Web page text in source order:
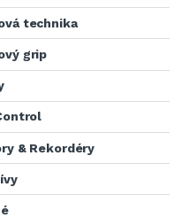
technika
grip
& Rekordéry